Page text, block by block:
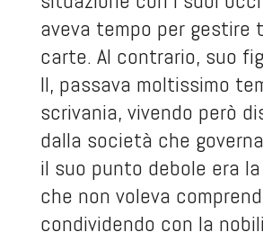
aveva tempo per gestire
carte. Al contrario, suo
II, passava moltissimo
scrivania, vivendo però
dalla società che
il suo punto debole era
che non voleva
condividendo con la